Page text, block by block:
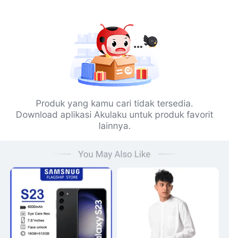
Produk yang kamu cari tidak tersedia.
Download aplikasi Akulaku untuk produk favorit
lainnya.